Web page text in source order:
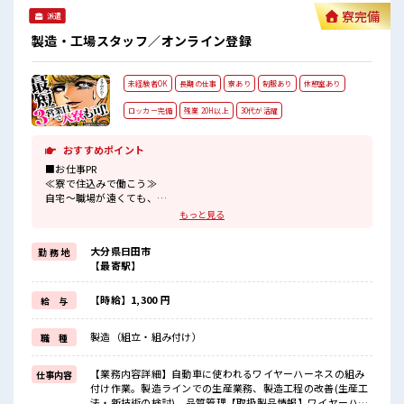
ススメ。 残業は月20時間以上あります♪ ≪髪色自由で自分ら
しく働く≫ 明るすぎたり奇抜でなければ基本的に自由！ (規
定有)≪動きやすい制服アリ≫ 制服があるので、 毎日の服装
の悩み解消♪ ≪未経験でも活躍できる≫ 新しいことにチャレ
ンジするのは不安だけど、 しっかり働く環境が整っていま
す！ イチからスキルUP・ステップUP目指していきましょ
う！ ≪様々なお仕事をご提案≫ 一人で悩まず気軽に相談でき
る、 派遣のお仕事です！ ■職場の雰囲気 『少人数』だからコ
ミュニケーションも取りやすい？ 髪型にこだわりのあるアナ
中の活気ある職場！
派遣
製造・工場スタッフ／オンライン登録
寮完備
未経験者OK 長期の仕事 寮あり 制服あり 休憩室あり
ロッカー完備 残業 20H以上 30代が活躍
おすすめポイント
■お仕事PR
≪寮で住込みで働こう≫
自宅～職場が遠くても、
興味があれば安心して応募できちゃう！
≪稼ぎたい人向け≫
高収入を希望される方にオススメ。
残業は月20時間以上あります♪
制服があると毎日の服選びに悩まずOK♪
≪初めての仕事だけど自分にもできそう≫
新しいことにチャレンジするのは不安だけど、
しっかり働く環境が整っています！
イチからスキルUP・ステップUP目指していきましょう！
■職場の雰囲気
休憩室完備でランチや休憩も充実しそう♪
持ち物が多いあなたにもぴったり☆
もっと見る
勤 務 地
大分県日田市
【最寄駅】
給 与 【時給】1,300 円
職 種 製造（組立・組み付け）
仕事内容
【業務内容詳細】自動車に使われるワイヤーハーネスの組み
付け作業。製造ラインでの生産業務、製造工程の改善(生産工